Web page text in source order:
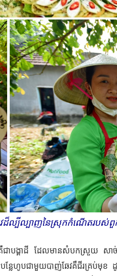
ដ៏​ល្បីល្បាញ​នៃ​ស្រុកកំណើតរបស់
ជាបង្គាដី ដែលមានសំបកស្រួយ សា
លែ​ហូបជាមួយបាញ់​ឆែវគឺជីរ​គ្រប់​មុខ ​ដូ